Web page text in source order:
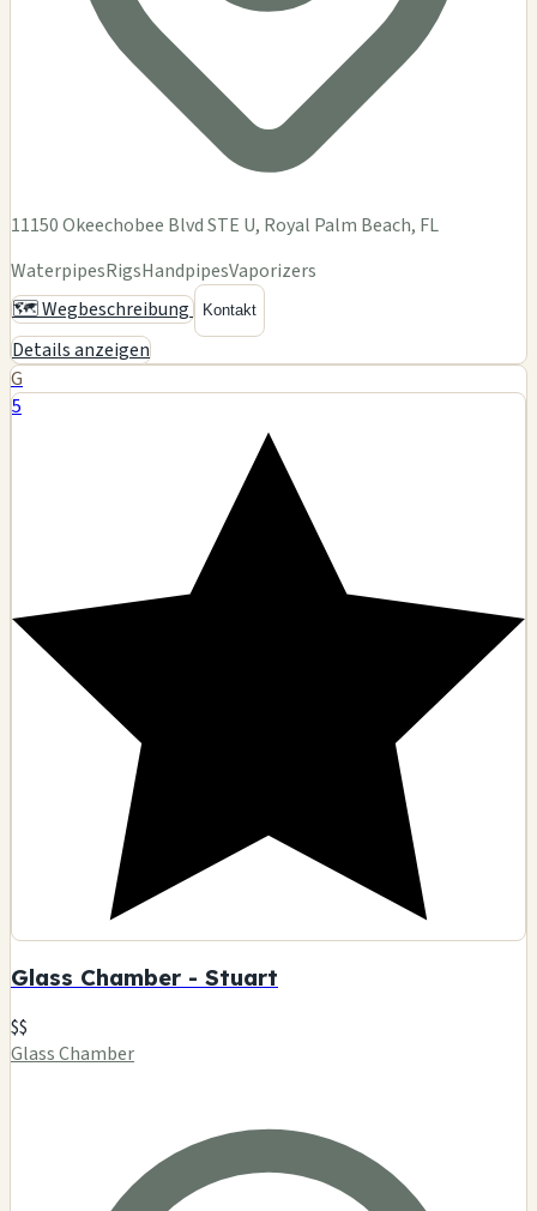
11150 Okeechobee Blvd STE U, Royal Palm Beach, FL
WaterpipesRigsHandpipesVaporizers
🗺️ Wegbeschreibung
Kontakt
Details anzeigen
G
5
Glass Chamber - Stuart
$$
Glass Chamber